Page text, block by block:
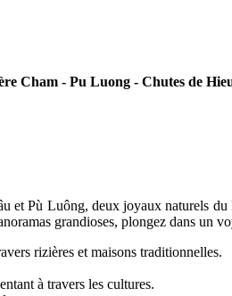
Cham - Pu Luong - Chutes de
et Pù Luông, deux joyaux naturels
grandioses, plongez dans un
rizières et maisons traditionnelles.
à travers les cultures.